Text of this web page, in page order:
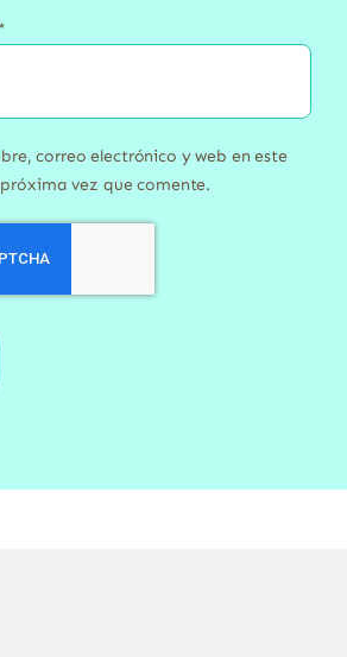
*
correo electrónico y web en este
vez que comente.